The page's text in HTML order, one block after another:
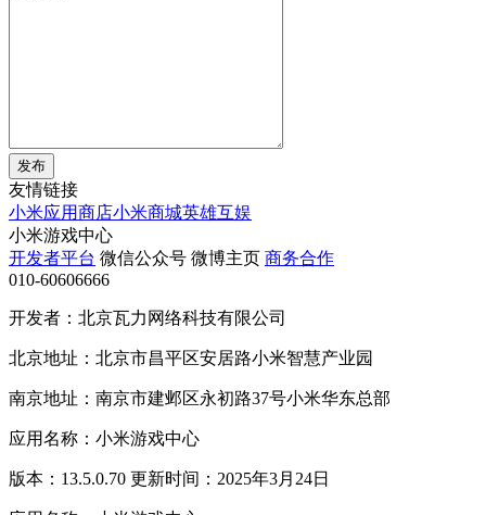
发布
友情链接
小米应用商店小米商城英雄互娱
小米游戏中心
开发者平台 微信公众号 微博主页 商务合作
010-60606666
开发者：北京瓦力网络科技有限公司
北京地址：北京市昌平区安居路小米智慧产业园
南京地址：南京市建邺区永初路37号小米华东总部
应用名称：小米游戏中心
版本：13.5.0.70 更新时间：2025年3月24日